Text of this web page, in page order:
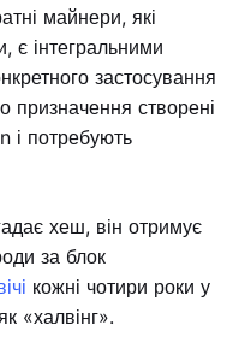
майнери, які
є інтегральними
застосування
призначення створені
і потребують
хеш, він отримує
за блок
кожні чотири роки у
«халвінг».